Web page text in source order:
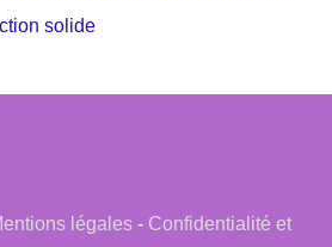
solide
légales- Confidentialité et